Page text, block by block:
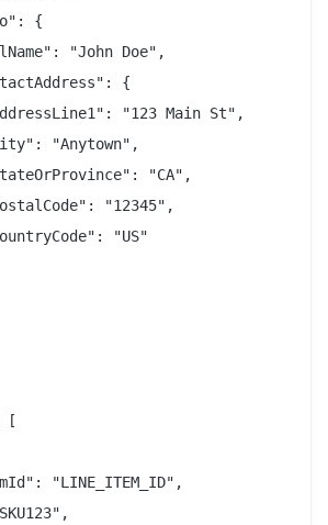
{
"John Doe",
{
"123 Main St",
"Anytown",
"CA",
"12345",
"US"
[
"LINE_ITEM_ID",